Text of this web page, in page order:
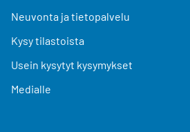
Neuvonta ja tietopalvelu
Kysy tilastoista
Usein kysytyt kysymykset
Medialle